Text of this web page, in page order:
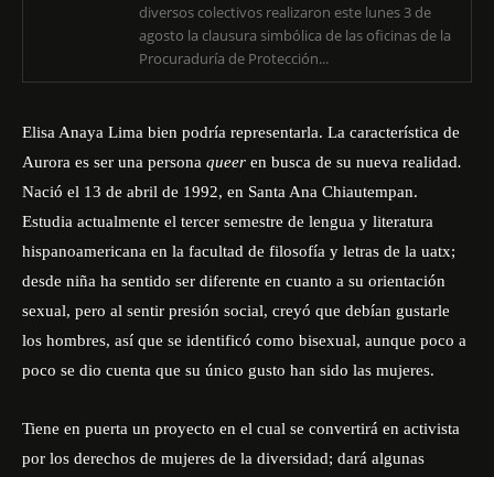
diversos colectivos realizaron este lunes 3 de
agosto la clausura simbólica de las oficinas de la
Procuraduría de Protección...
Elisa Anaya Lima bien podría representarla. La característica de
Aurora es ser una persona queer en busca de su nueva realidad.
Nació el 13 de abril de 1992, en Santa Ana Chiautempan.
Estudia actualmente el tercer semestre de lengua y literatura
hispanoamericana en la facultad de filosofía y letras de la uatx;
desde niña ha sentido ser diferente en cuanto a su orientación
sexual, pero al sentir presión social, creyó que debían gustarle
los hombres, así que se identificó como bisexual, aunque poco a
poco se dio cuenta que su único gusto han sido las mujeres.
Tiene en puerta un proyecto en el cual se convertirá en activista
por los derechos de mujeres de la diversidad; dará algunas